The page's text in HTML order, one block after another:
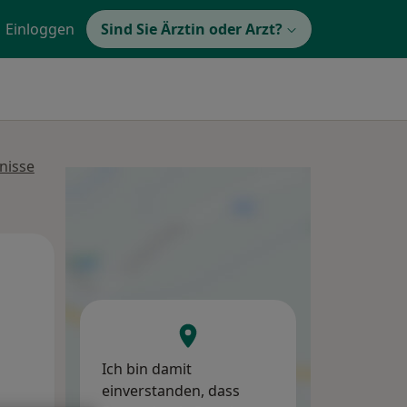
Einloggen Sind Sie Ärztin oder Arzt?
Ich bin damit
einverstanden, dass